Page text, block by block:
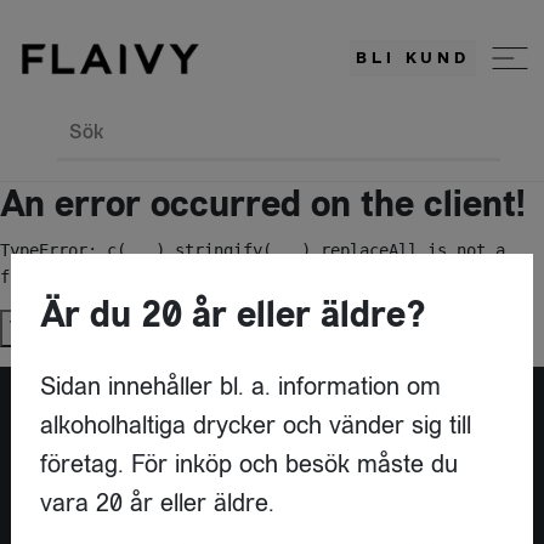
BLI KUND
Sök
An error occurred on the client!
TypeError: c(...).stringify(...).replaceAll is not a
function
Try again
Är du leverantör?
Är du 20 år eller äldre?
Sidan innehåller bl. a. information om
alkoholhaltiga drycker och vänder sig till
företag. För inköp och besök måste du
vara 20 år eller äldre.